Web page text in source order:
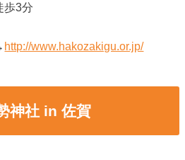
歩3分
http://www.hakozakigu.or.jp/
神社 in 佐賀